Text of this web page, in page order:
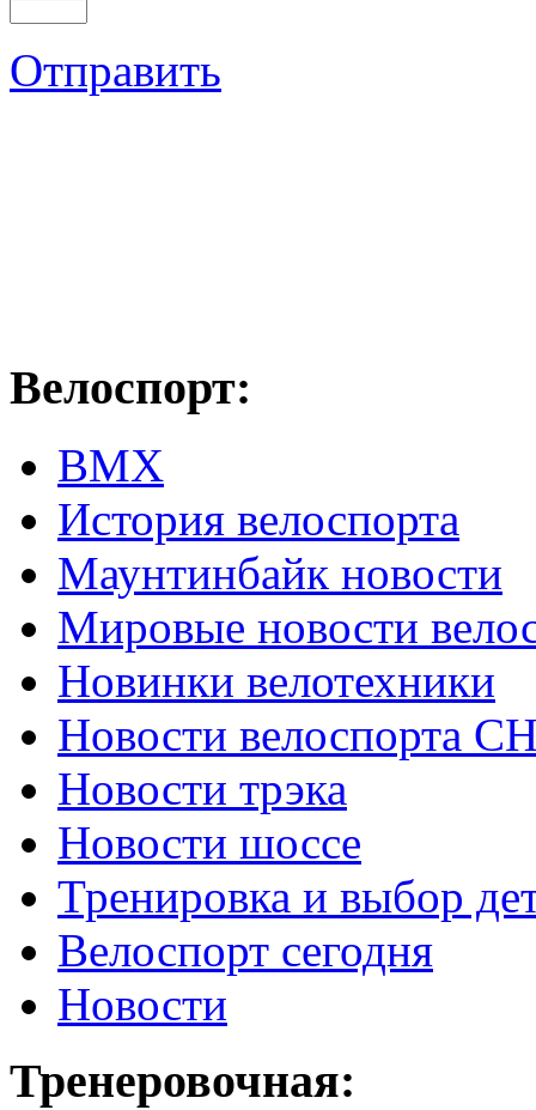
Отправить
Велоспорт:
ВМХ
История велоспорта
Маунтинбайк новости
Мировые новости
Новинки велотехники
Новости велоспорта
Новости трэка
Новости шоссе
Тренировка и выбор
Велоспорт сегодня
Новости
Тренеровочная: